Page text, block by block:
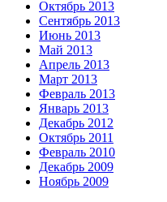
Октябрь 2013
Сентябрь 2013
Июнь 2013
Май 2013
Апрель 2013
Март 2013
Февраль 2013
Январь 2013
Декабрь 2012
Октябрь 2011
Февраль 2010
Декабрь 2009
Ноябрь 2009